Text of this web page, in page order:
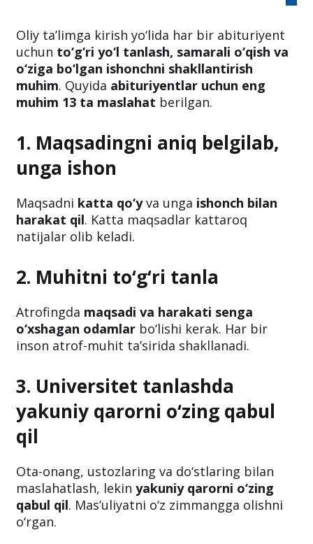
Oliy ta’limga kirish yo‘lida har bir abituriyent
uchun to‘g‘ri yo‘l tanlash, samarali o‘qish va
o‘ziga bo‘lgan ishonchni shakllantirish
muhim. Quyida abituriyentlar uchun eng
muhim 13 ta maslahat berilgan.
1. Maqsadingni aniq belgilab,
unga ishon
Maqsadni katta qo‘yva unga ishonch bilan
harakat qil. Katta maqsadlar kattaroq
natijalar olib keladi.
2. Muhitni to‘g‘ri tanla
Atrofingda maqsadi va harakati senga
o‘xshagan odamlar bo‘lishi kerak. Har bir
inson atrof-muhit ta’sirida shakllanadi.
3. Universitet tanlashda
yakuniy qarorni o‘zing qabul
qil
Ota-onang, ustozlaring va do‘stlaring bilan
maslahatlash, lekin yakuniy qarorni o‘zing
qabul qil. Mas’uliyatni o‘z zimmangga olishni
o‘rgan.